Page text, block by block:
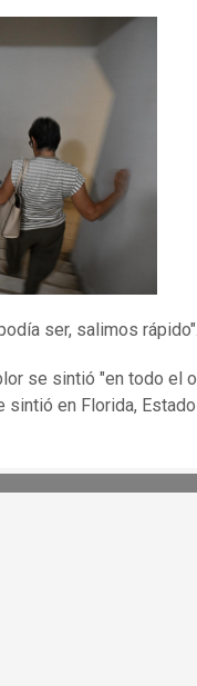
ser, salimos rápido".
se sintió "en todo el
sintió en Florida,